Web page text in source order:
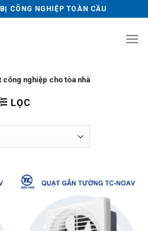
CÔNG NGHIỆP TOÀN CẦU
công nghiệp cho tòa nhà
LỌC